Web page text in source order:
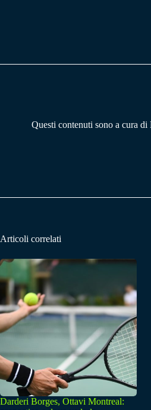
pp m
Questi contenuti sono a cura
Articoli correlati
Darderi Borges, Ottavi Montreal: